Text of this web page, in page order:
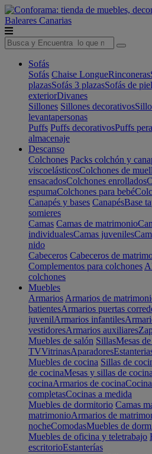
Baleares Canarias
Sofás
Sofás Chaise LongueRinconeras
plazasSofás 3 plazasSofás de piel
exteriorDivanes
Sillones Sillones decorativos
levantapersonas
Puffs Puffs decorativosPuffs pera
almacenaje
Descanso
Colchones Packs colchón y
viscoelásticosColchones de
ensacadosColchones enrollados
espumaColchones para bebé
Canapés y bases CanapésBase
somieres
Camas Camas de matrimonio
individualesCamas juveniles
nido
Cabeceros Cabeceros de
Complementos para colchones
colchones
Muebles
Armarios Armarios de
batientesArmarios puertas
juvenilArmarios infantiles
vestidoresArmarios auxiliares
Muebles de salón SillasMesas
TVVitrinasAparadores
Muebles de cocina Sillas de
de cocinaMesas y sillas de cocina
cocinaArmarios de cocina
completasCocinas a medida
Muebles de dormitorio Camas
matrimonioArmarios de
nocheComodasMuebles de
Muebles de oficina y teletrabajo
escritorioEstanterías